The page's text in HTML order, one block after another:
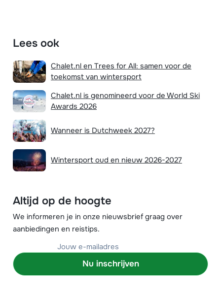
Lees ook
Chalet.nl en Trees for All: samen voor de
toekomst van wintersport
Chalet.nl is genomineerd voor de World Ski
Awards 2026
Wanneer is Dutchweek 2027?
Wintersport oud en nieuw 2026-2027
Altijd op de hoogte
We informeren je in onze nieuwsbrief graag over
aanbiedingen en reistips.
Nu inschrijven